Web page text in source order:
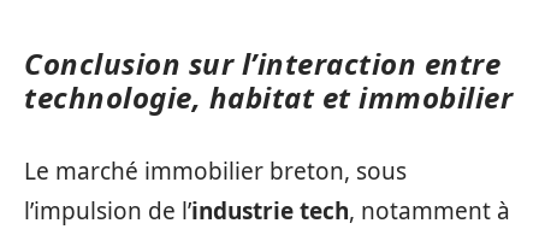
Conclusion sur l’interaction entre
technologie, habitat et immobilier
Le marché immobilier breton, sous
l’impulsion de l’industrie tech, notamment à